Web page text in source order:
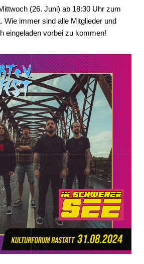
(26. Juni) ab 18:30 Uhr zum
Wie immer sind alle Mitglieder und
eingeladen vorbei zu kommen!